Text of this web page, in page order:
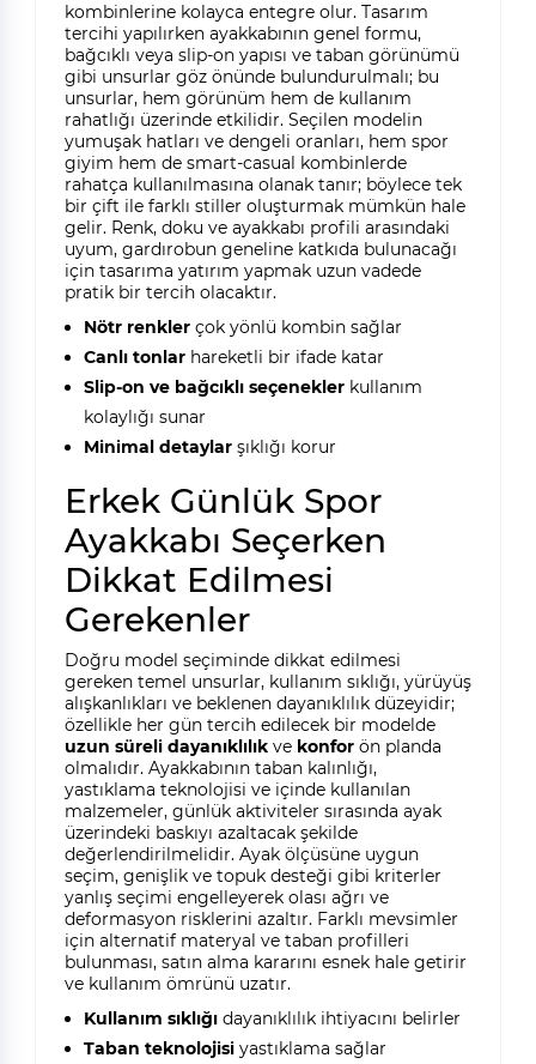
kombinlerine kolayca entegre olur. Tasarım
tercihi yapılırken ayakkabının genel formu,
bağcıklı veya slip-on yapısı ve taban görünümü
gibi unsurlar göz önünde bulundurulmalı; bu
unsurlar, hem görünüm hem de kullanım
rahatlığı üzerinde etkilidir. Seçilen modelin
yumuşak hatları ve dengeli oranları, hem spor
giyim hem de smart-casual kombinlerde
rahatça kullanılmasına olanak tanır; böylece tek
bir çift ile farklı stiller oluşturmak mümkün hale
gelir. Renk, doku ve ayakkabı profili arasındaki
uyum, gardırobun geneline katkıda bulunacağı
için tasarıma yatırım yapmak uzun vadede
pratik bir tercih olacaktır.
Nötr renklerçok yönlü kombin sağlar
Canlı tonlarhareketli bir ifade katar
Slip-on ve bağcıklı seçeneklerkullanım
kolaylığı sunar
Minimal detaylarşıklığı korur
Erkek Günlük Spor
Ayakkabı Seçerken
Dikkat Edilmesi
Gerekenler
Doğru model seçiminde dikkat edilmesi
gereken temel unsurlar, kullanım sıklığı, yürüyüş
alışkanlıkları ve beklenen dayanıklılık düzeyidir;
özellikle her gün tercih edilecek bir modelde
uzun süreli dayanıklılıkve konforön planda
olmalıdır. Ayakkabının taban kalınlığı,
yastıklama teknolojisi ve içinde kullanılan
malzemeler, günlük aktiviteler sırasında ayak
üzerindeki baskıyı azaltacak şekilde
değerlendirilmelidir. Ayak ölçüsüne uygun
seçim, genişlik ve topuk desteği gibi kriterler
yanlış seçimi engelleyerek olası ağrı ve
deformasyon risklerini azaltır. Farklı mevsimler
için alternatif materyal ve taban profilleri
bulunması, satın alma kararını esnek hale getirir
ve kullanım ömrünü uzatır.
Kullanım sıklığıdayanıklılık ihtiyacını belirler
Taban teknolojisiyastıklama sağlar